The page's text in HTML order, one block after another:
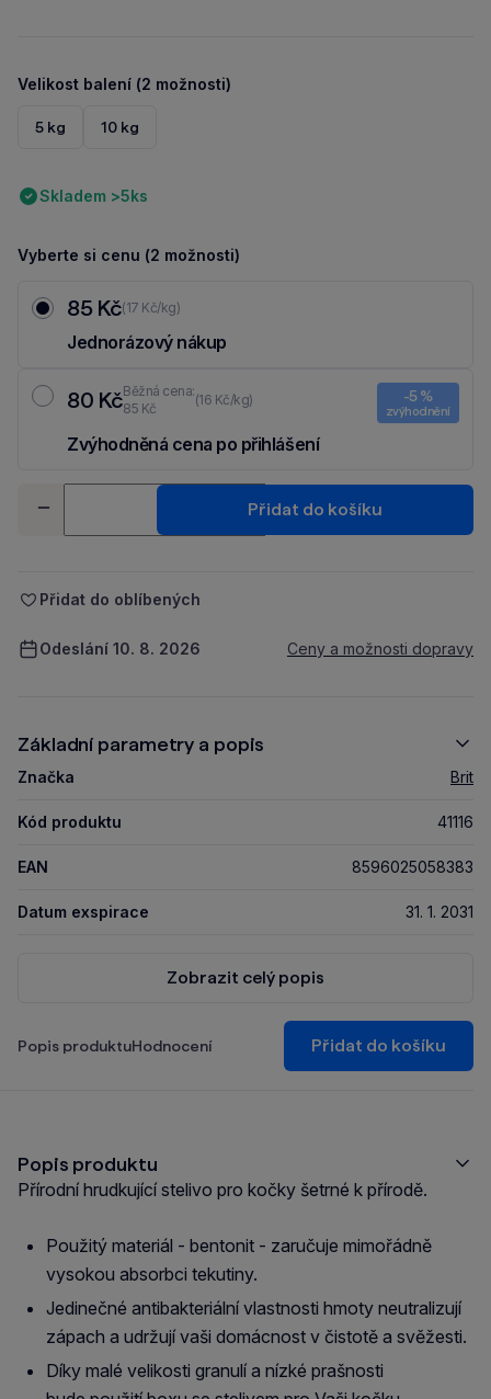
Velikost balení (2 možnosti)
5 kg 10 kg
Skladem >5ks
Vyberte si cenu (2 možnosti)
85 Kč(17 Kč/kg)
Jednorázový nákup
80 KčBěžná cena:
85 Kč
(16 Kč/kg) -5 %
zvýhodnění
Zvýhodněná cena po přihlášení
-
+
Přidat do košíku
Přidat do oblíbených
Odeslání 10. 8. 2026 Ceny a možnosti dopravy
Základní parametry a popis
Značka Brit
Kód produktu 41116
EAN 8596025058383
Datum exspirace 31. 1. 2031
Zobrazit celý popis
Popis produktuHodnocení Přidat do košíku
Popis produktu
Přírodní hrudkující stelivo pro kočky šetrné k přírodě.
Použitý materiál - bentonit - zaručuje mimořádně
vysokou absorbci tekutiny.
Jedinečné antibakteriální vlastnosti hmoty neutralizují
zápach a udržují vaši domácnost v čistotě a svěžesti.
Díky malé velikosti granulí a nízké prašnosti